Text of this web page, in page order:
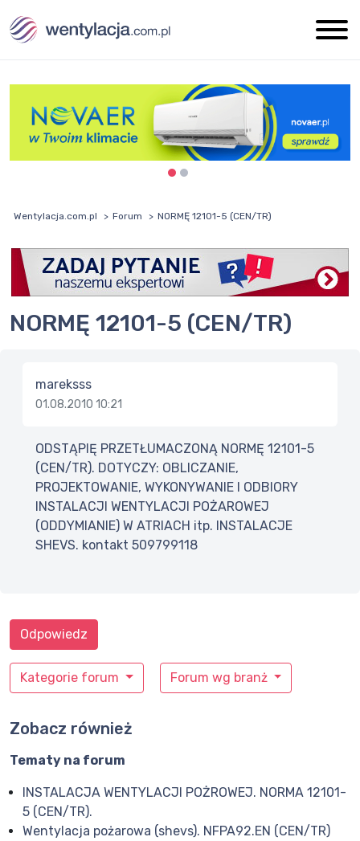
Wentylacja.com.pl Forum NORMĘ 12101-5 (CEN/TR)
NORMĘ 12101-5 (CEN/TR)
mareksss
01.08.2010 10:21
ODSTĄPIĘ PRZETŁUMACZONĄ NORMĘ 12101-5
(CEN/TR). DOTYCZY: OBLICZANIE,
PROJEKTOWANIE, WYKONYWANIE I ODBIORY
INSTALACJI WENTYLACJI POŻAROWEJ
(ODDYMIANIE) W ATRIACH itp. INSTALACJE
SHEVS. kontakt 509799118
Kategorie forum Forum wg branż
Odpowiedz
Zobacz również
Tematy na forum
INSTALACJA WENTYLACJI POŻROWEJ. NORMA 12101-
5 (CEN/TR).
Wentylacja pożarowa (shevs). NFPA92.EN (CEN/TR)